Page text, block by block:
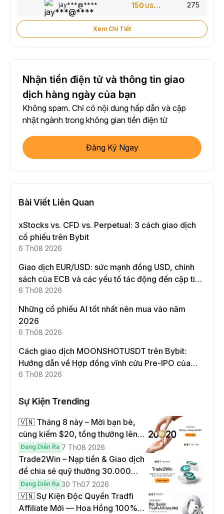
jay***@**** 150 USDT 275
Xem Chi Tiết
Nhận tiền điện tử và thông tin giao
dịch hàng ngày của bạn
Không spam. Chỉ có nội dung hấp dẫn và cập
nhật ngành trong không gian tiền điện tử
Đăng Ký Ngay
Bài Viết Liên Quan
xStocks vs. CFD vs. Perpetual: 3 cách giao dịch
cổ phiếu trên Bybit
6 Th08 2026
Giao dịch EUR/USD: sức mạnh đồng USD, chính
sách của ECB và các yếu tố tác động đến cặp tiền
này
6 Th08 2026
Những cổ phiếu AI tốt nhất nên mua vào năm
2026
6 Th08 2026
Cách giao dịch MOONSHOTUSDT trên Bybit:
Hướng dẫn về Hợp đồng vĩnh cửu Pre-IPO của
Moonshot AI
6 Th08 2026
Sự Kiện Trending
🇻🇳 Tháng 8 này – Mời bạn bè,
cùng kiếm $20, tổng thưởng lên
đến $1,000
Đang Diễn Ra 7 Th08 2026
Trade2Win – Nạp tiền & Giao dịch
để chia sẻ quỹ thưởng 30.000
USDT
Đang Diễn Ra 30 Th07 2026
🇻🇳 Sự Kiện Độc Quyền Tradfi
Affiliate Mới — Hoa Hồng 100% &